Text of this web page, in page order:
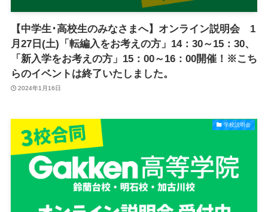
【中学生･高校生のみなさまへ】オンライン説明会 1
月27日(土)「転編入をお考えの方」14：30～15：30、
「新入学をお考えの方」15：00～16：00開催！※こち
らのイベントは終了いたしました。
2024年1月16日
学校説明会